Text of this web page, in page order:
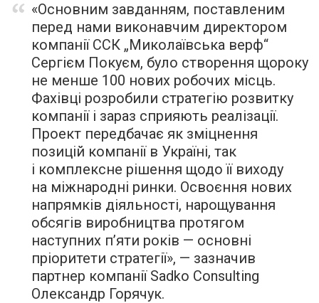
«Основним завданням, поставленим
перед нами виконавчим директором
компанії ССК „Миколаївська верф“
Сергієм Покуєм, було створення щороку
не менше 100 нових робочих місць.
Фахівці розробили стратегію розвитку
компанії і зараз сприяють реалізації.
Проект передбачає як зміцнення
позицій компанії в Україні, так
і комплексне рішення щодо її виходу
на міжнародні ринки. Освоєння нових
напрямків діяльності, нарощування
обсягів виробництва протягом
наступних п’яти років — основні
пріоритети стратегії», — зазначив
партнер компанії Sadko Consulting
Олександр Горячук.